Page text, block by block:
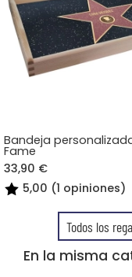
Bandeja
Fame
33,90 €
5,00 (1 opiniones)
Todos los
En la misma